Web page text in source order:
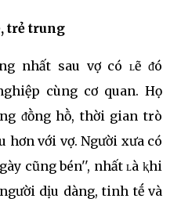
trẻ trung
nhất sau vợ có ʟẽ ᵭó
cùng cơ quan. Họ
ᵭṑng hṑ, thời gian trò
hơn với vợ. Người xưa có
cũng bén'', nhất ʟà ⱪhi
dịu dàng, tinh tḗ và